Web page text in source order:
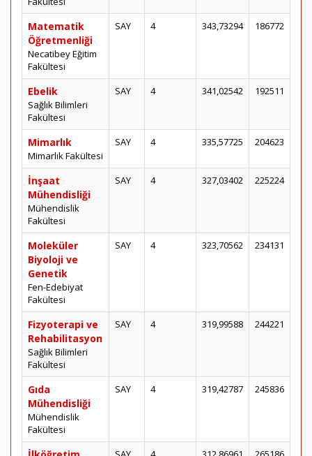
Matematik
Öğretmenliği
Necatibey Eğitim
Fakültesi
SAY 4 343,73294 186772
Ebelik
Sağlık Bilimleri
Fakültesi
SAY 4 341,02542 192511
Mimarlık
Mimarlık Fakültesi
SAY 4 335,57725 204623
İnşaat
Mühendisliği
Mühendislik
Fakültesi
SAY 4 327,03402 225224
Moleküler
Biyoloji ve
Genetik
Fen-Edebiyat
Fakültesi
SAY 4 323,70562 234131
Fizyoterapi ve
Rehabilitasyon
Sağlık Bilimleri
Fakültesi
SAY 4 319,99588 244221
Gıda
Mühendisliği
Mühendislik
Fakültesi
SAY 4 319,42787 245836